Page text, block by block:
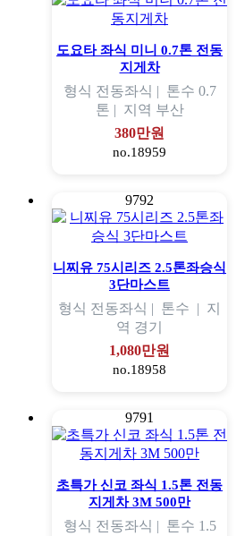
도요타 좌식 미니 0.7톤 전동
지게차
형식 전동좌식 | 톤수 0.7
톤 | 지역 부산
380만원
no.18959
9792
니찌유 75시리즈 2.5톤좌승식
3단마스트
형식 전동좌식 | 톤수 | 지
역 경기
1,080만원
no.18958
9791
초특가 신코 좌식 1.5톤 전동
지게차 3M 500만
형식 전동좌식 | 톤수 1.5